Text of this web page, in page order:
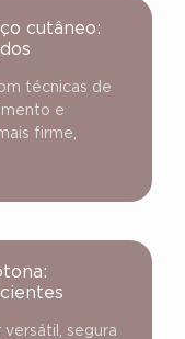
cutâneo:
técnicas de
e
firme,
segura